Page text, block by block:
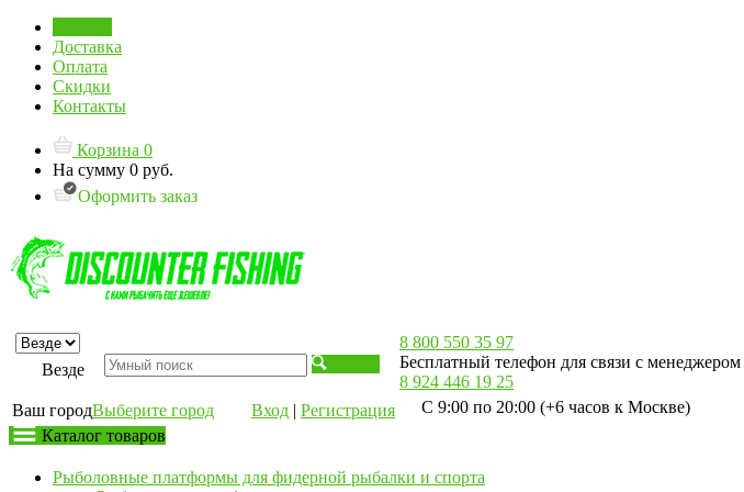
Доставка
Оплата
Скидки
Контакты
Корзина 0
На сумму 0 руб.
Оформить заказ
Везде
Ваш городВыберите город Вход | Регистрация
8 800 550 35 97
Бесплатный телефон для связи с менеджером
8 924 446 19 25
С 9:00 по 20:00 (+6 часов к Москве)
Каталог товаров
Рыболовные платформы для фидерной рыбалки и спорта